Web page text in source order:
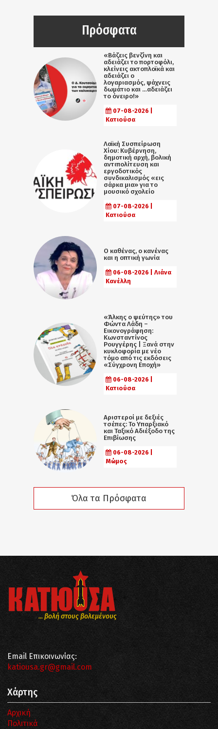
Πρόσφατα
«Βάζεις βενζίνη και
αδειάζει το πορτοφόλι,
κλείνεις ακτοπλοϊκά και
αδειάζει ο
λογαριασμός, ψάχνεις
δωμάτιο και …αδειάζει
το όνειρο!»
07-08-2026 |
Κατιούσα
Λαϊκή Συσπείρωση
Χίου: Κυβέρνηση,
δημοτική αρχή, βολική
αντιπολίτευση και
εργοδοτικός
συνδικαλισμός «εις
σάρκα μια» για το
μουσικό σχολείο
07-08-2026 |
Κατιούσα
Ο καθένας, ο κανένας
και η οπτική γωνία
06-08-2026 | Λιάνα
Κανέλλη
«Άλκης ο ψεύτης» του
Φώντα Λάδη –
Εικονογράφηση:
Κωνσταντίνος
Ρουγγέρης | Ξανά στην
κυκλοφορία με νέο
τόμο από τις εκδόσεις
«Σύγχρονη Εποχή»
06-08-2026 |
Κατιούσα
Αριστεροί με δεξιές
τσέπες: Το Υπαρξιακό
και Ταξικό Αδιέξοδο της
Επιβίωσης
06-08-2026 |
Μώμος
Όλα τα Πρόσφατα
... βολή στους βολεμένους
Email Επικοινωνίας:
katiousa.gr@gmail.com
Χάρτης
Αρχική
Πολιτικά